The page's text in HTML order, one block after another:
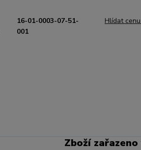
16-01-0003-07-51-
001
Hlídat
Zboží